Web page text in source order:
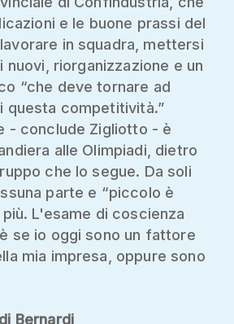
e le buone prassi del
in squadra, mettersi
riorganizzazione e un
“che deve tornare ad
questa competitività.”
- conclude Zigliotto - è
alle Olimpiadi, dietro
che lo segue. Da soli
parte e “piccolo è
più. L'esame di coscienza
se io oggi sono un fattore
mia impresa, oppure sono
Bernardi